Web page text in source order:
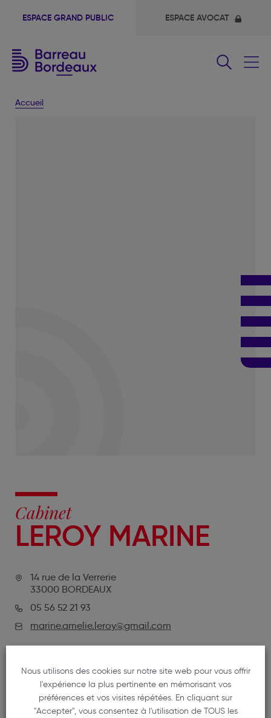
ESPACE GRAND PUBLIC ESPACE AVOCAT
Accueil
Cabinet
LEROY MARINE
14 rue de la Verrerie
33000 BORDEAUX
05 56 52 21 93
marine.amelie.leroy@gmail.com
Nous utilisons des cookies sur notre site web pour vous offrir
l'expérience la plus pertinente en mémorisant vos
préférences et vos visites répétées. En cliquant sur
"Accepter", vous consentez à l'utilisation de TOUS les